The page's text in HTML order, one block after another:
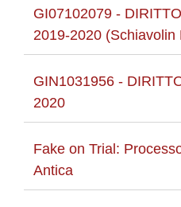
GI07102079 -
2019-2020 (Schiavolin
GIN1031956 -
2020
Fake on Trial:
Antica